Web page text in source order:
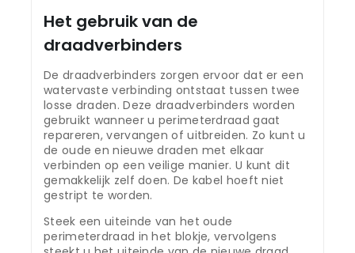
Het gebruik van de
draadverbinders
De draadverbinders zorgen ervoor dat er een
watervaste verbinding ontstaat tussen twee
losse draden. Deze draadverbinders worden
gebruikt wanneer u perimeterdraad gaat
repareren, vervangen of uitbreiden. Zo kunt u
de oude en nieuwe draden met elkaar
verbinden op een veilige manier. U kunt dit
gemakkelijk zelf doen. De kabel hoeft niet
gestript te worden.
Steek een uiteinde van het oude
perimeterdraad in het blokje, vervolgens